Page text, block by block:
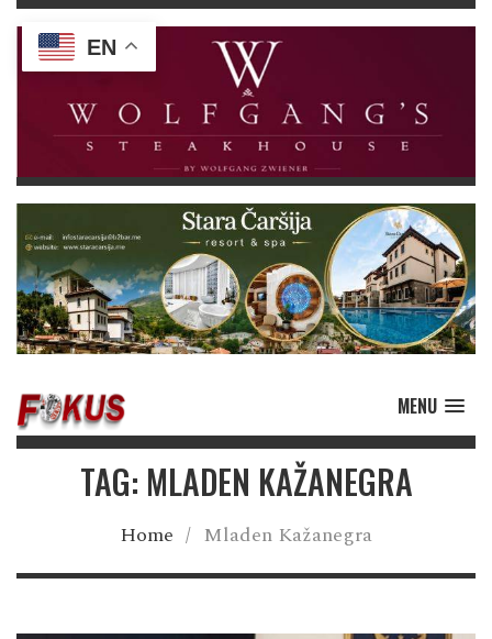
MENU
TAG: MLADEN KAŽANEGRA
Home / Mladen Kažanegra
EN